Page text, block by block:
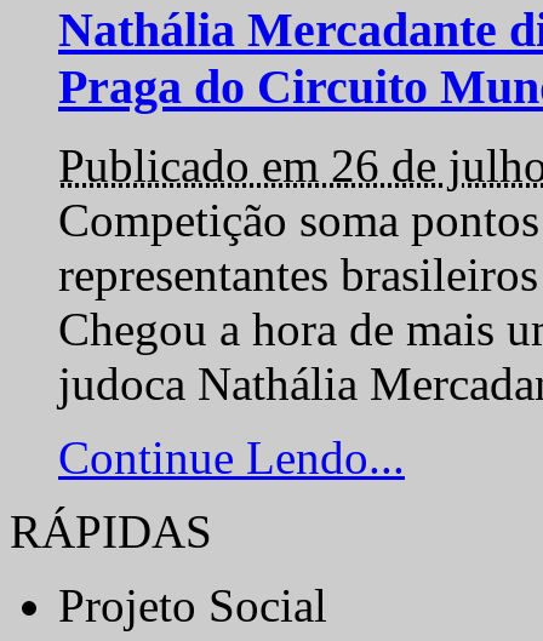
Nathália Mercadante
Praga do Circuito
Publicado em 26 de
Competição soma
representantes
Chegou a hora de mais
judoca Nathália
Continue Lendo...
RÁPIDAS
Projeto Social